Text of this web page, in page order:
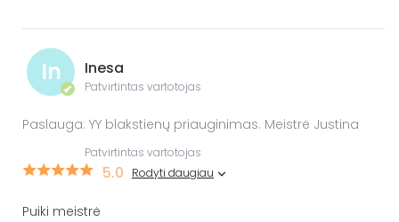
In
✔
Inesa
Patvirtintas vartotojas
Paslauga: YY blakstienų priauginimas. Meistrė Justina
Patvirtintas vartotojas
5.0 Rodyti daugiau
Puiki meistrė